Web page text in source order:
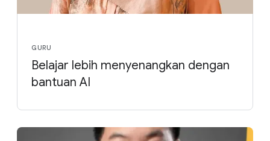
GURU
Belajar lebih menyenangkan dengan
bantuan AI